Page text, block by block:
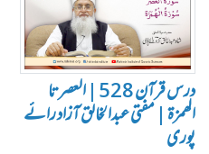
درس قرآن 528 | العصر تا
الھمزة | مفتی عبدالخالق آزاد رائے
پوری